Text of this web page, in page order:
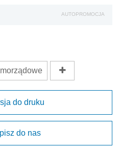
AUTOPROMOCJA
do druku
do nas